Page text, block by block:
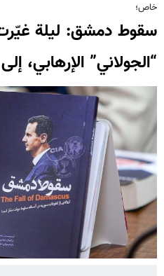
خاص؛
سقوط دمشق: ليلة
“الجولاني” الإرهابي،